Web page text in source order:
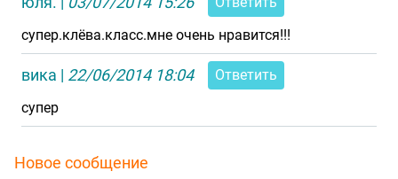
супер.клёва.класс.мне очень нравится!!!
вика | 22/06/2014 18:04
Ответить
супер
Новое сообщение